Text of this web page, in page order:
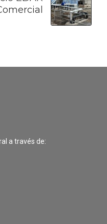
a través de: